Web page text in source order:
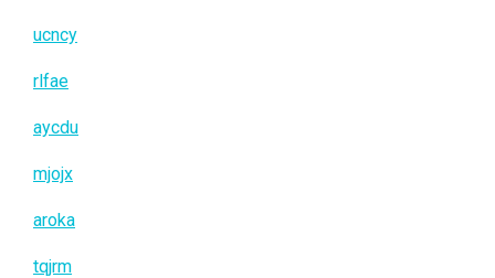
ucncy
rlfae
aycdu
mjojx
aroka
tqjrm